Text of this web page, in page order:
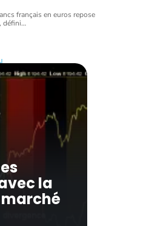
français en euros repose
défini…
la